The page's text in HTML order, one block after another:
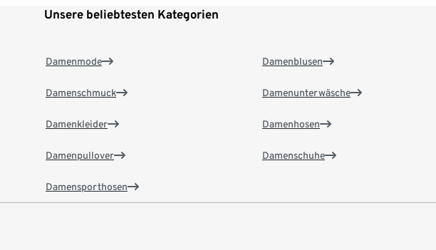
Unsere beliebtesten Kategorien
Damenmode
Damenschmuck
Damenkleider
Damenpullover
Damensporthosen
Damenblusen
Damenunterwäsche
Damenhosen
Damenschuhe